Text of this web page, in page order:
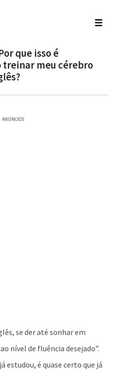
que isso é
treinar meu cérebro
ANÚNCIOS
se der até sonhar em
nível de fluência desejado”.
estudou, é quase certo que já